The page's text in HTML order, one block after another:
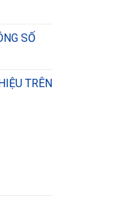
SỐ
TRÊN